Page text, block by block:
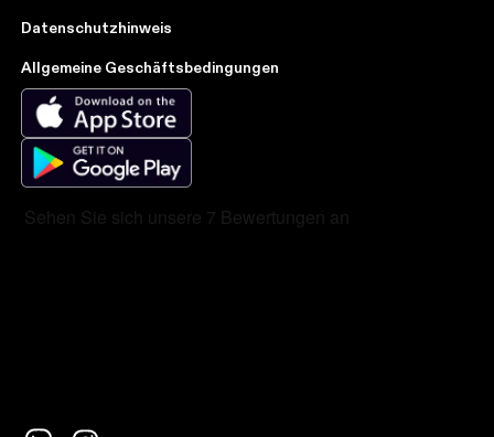
Datenschutzhinweis
Allgemeine Geschäftsbedingungen